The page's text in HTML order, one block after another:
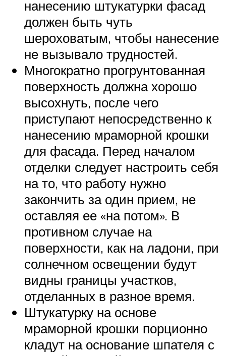
нанесению штукатурки фасад
должен быть чуть
шероховатым, чтобы нанесение
не вызывало трудностей.
Многократно прогрунтованная
поверхность должна хорошо
высохнуть, после чего
приступают непосредственно к
нанесению мраморной крошки
для фасада. Перед началом
отделки следует настроить себя
на то, что работу нужно
закончить за один прием, не
оставляя ее «на потом». В
противном случае на
поверхности, как на ладони, при
солнечном освещении будут
видны границы участков,
отделанных в разное время.
Штукатурку на основе
мраморной крошки порционно
кладут на основание шпателя с